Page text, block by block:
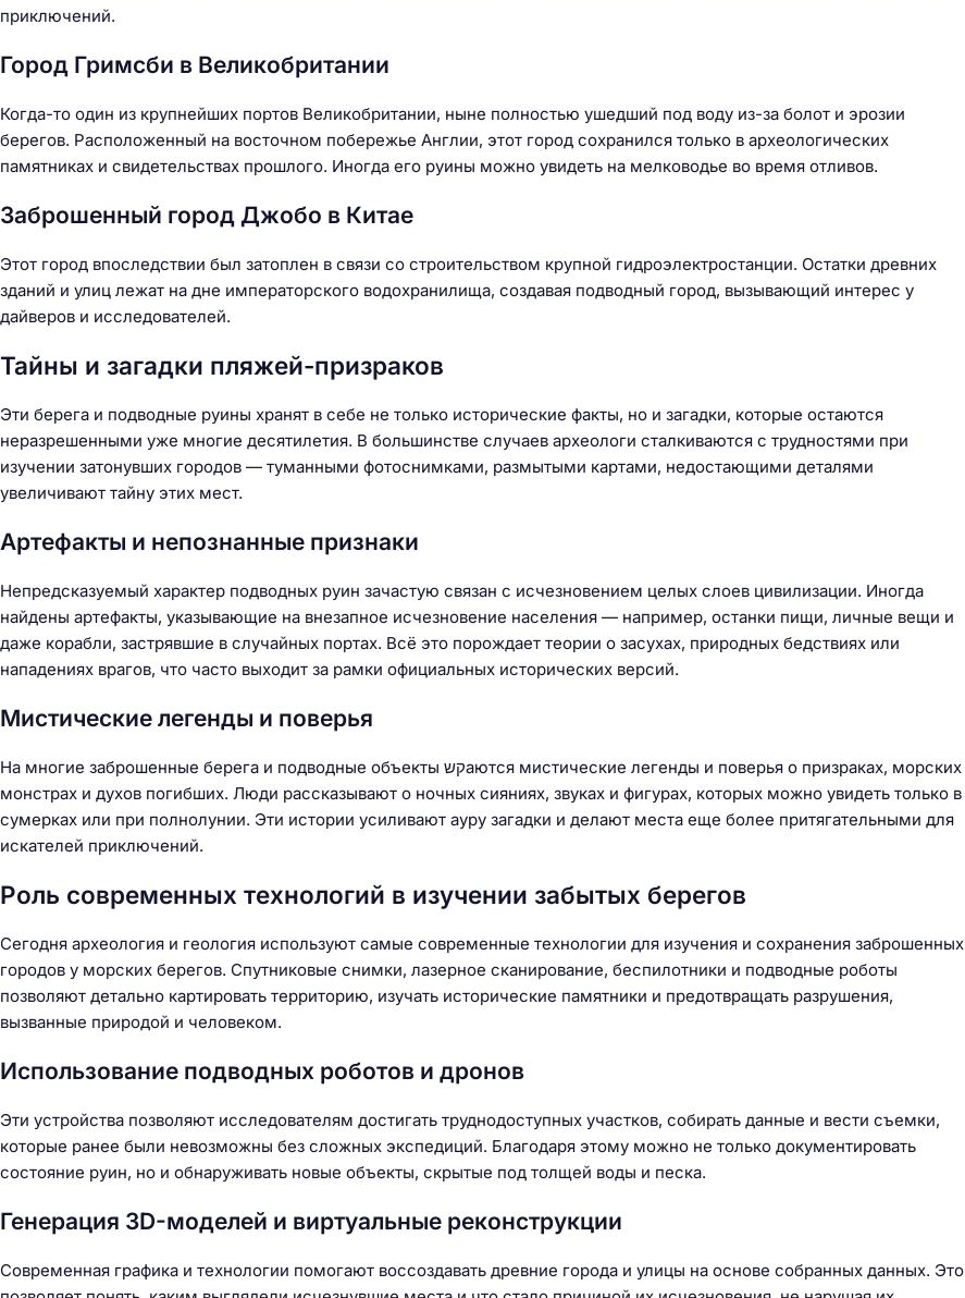
приключений.
Город Гримсби в Великобритании
Когда-то один из крупнейших портов Великобритании, ныне полностью ушедший под воду из-за болот и эрозии
берегов. Расположенный на восточном побережье Англии, этот город сохранился только в археологических
памятниках и свидетельствах прошлого. Иногда его руины можно увидеть на мелководье во время отливов.
Заброшенный город Джобо в Китае
Этот город впоследствии был затоплен в связи со строительством крупной гидроэлектростанции. Остатки древних
зданий и улиц лежат на дне императорского водохранилища, создавая подводный город, вызывающий интерес у
дайверов и исследователей.
Тайны и загадки пляжей-призраков
Эти берега и подводные руины хранят в себе не только исторические факты, но и загадки, которые остаются
неразрешенными уже многие десятилетия. В большинстве случаев археологи сталкиваются с трудностями при
изучении затонувших городов — туманными фотоснимками, размытыми картами, недостающими деталями
увеличивают тайну этих мест.
Артефакты и непознанные признаки
Непредсказуемый характер подводных руин зачастую связан с исчезновением целых слоев цивилизации. Иногда
найдены артефакты, указывающие на внезапное исчезновение населения — например, останки пищи, личные вещи и
даже корабли, застрявшие в случайных портах. Всё это порождает теории о засухах, природных бедствиях или
нападениях врагов, что часто выходит за рамки официальных исторических версий.
Мистические легенды и поверья
На многие заброшенные берега и подводные объекты קשаются мистические легенды и поверья о призраках, морских
монстрах и духов погибших. Люди рассказывают о ночных сияниях, звуках и фигурах, которых можно увидеть только в
сумерках или при полнолунии. Эти истории усиливают ауру загадки и делают места еще более притягательными для
искателей приключений.
Роль современных технологий в изучении забытых берегов
Сегодня археология и геология используют самые современные технологии для изучения и сохранения заброшенных
городов у морских берегов. Спутниковые снимки, лазерное сканирование, беспилотники и подводные роботы
позволяют детально картировать территорию, изучать исторические памятники и предотвращать разрушения,
вызванные природой и человеком.
Использование подводных роботов и дронов
Эти устройства позволяют исследователям достигать труднодоступных участков, собирать данные и вести съемки,
которые ранее были невозможны без сложных экспедиций. Благодаря этому можно не только документировать
состояние руин, но и обнаруживать новые объекты, скрытые под толщей воды и песка.
Генерация 3D-моделей и виртуальные реконструкции
Современная графика и технологии помогают воссоздавать древние города и улицы на основе собранных данных. Это